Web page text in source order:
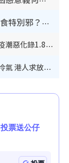
鬼門開2026｜農曆七月撞正日全食特別邪？專家警告切忌做一事！揭4大禁忌+2招保平安
奪命寄生蟲｜食生菜狂瀉首現死者！疫潮惡化錄1.8萬宗病例 揭洗菜3大謬誤
內地客歎港人唔識老！揭港鐵保鮮級冷氣 港人求放過：咪投訴